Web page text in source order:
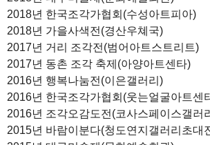
2018년 한국조각가협회(수성아트피아)
2018년 가을사색전(경산우쳬국)
2017년 거리 조각전(범어아트스트리트)
2017년 동촌 조각 축제(아양아트센타)
2016년 행복나눔전(이은갤러리)
2016년 한국조각가협회(웃는얼굴아트센
2016년 조각오감도전(코사스페이스갤러
2015년 바람이분다(청도연지갤러리초대